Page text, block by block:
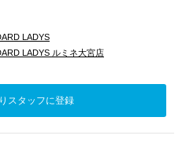
LADYS
LADYS ルミネ大宮店
スタッフに登録